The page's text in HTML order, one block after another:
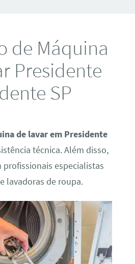
de Máquina
Presidente
SP
de lavar em Presidente
técnica. Além disso,
profissionais especialistas
lavadoras de roupa.